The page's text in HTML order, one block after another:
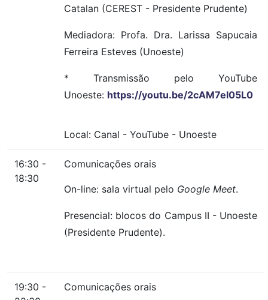
Catalan (CEREST - Presidente Prudente)
Mediadora: Profa. Dra. Larissa Sapucaia
Ferreira Esteves (Unoeste)
* Transmissão pelo YouTube
Unoeste: https://youtu.be/2cAM7el05L0
Local: Canal - YouTube - Unoeste
16:30 -
18:30
Comunicações orais
On-line: sala virtual pelo Google Meet.
Presencial: blocos do Campus II - Unoeste
(Presidente Prudente).
19:30 -
Comunicações orais